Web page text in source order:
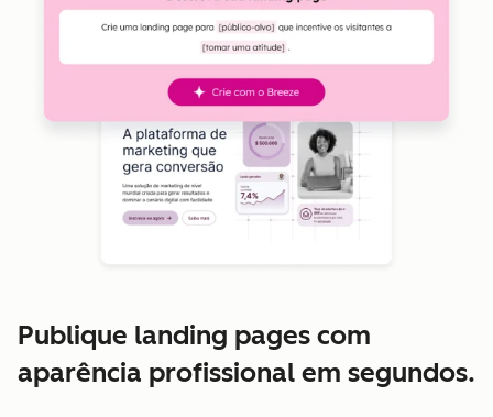
Publique landing pages com
aparência profissional em segundos.